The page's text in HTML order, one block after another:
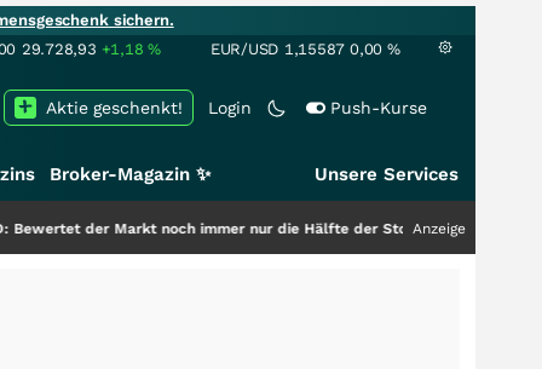
sichern.
29.728,93 +1,18% EUR/USD 1,15587 0,00 %
Login Push-Kurse
Aktie geschenkt!
Broker-Magazin ✨ Unsere Services
der Markt noch immer nur die Hälfte der Story?+++ Anzeige